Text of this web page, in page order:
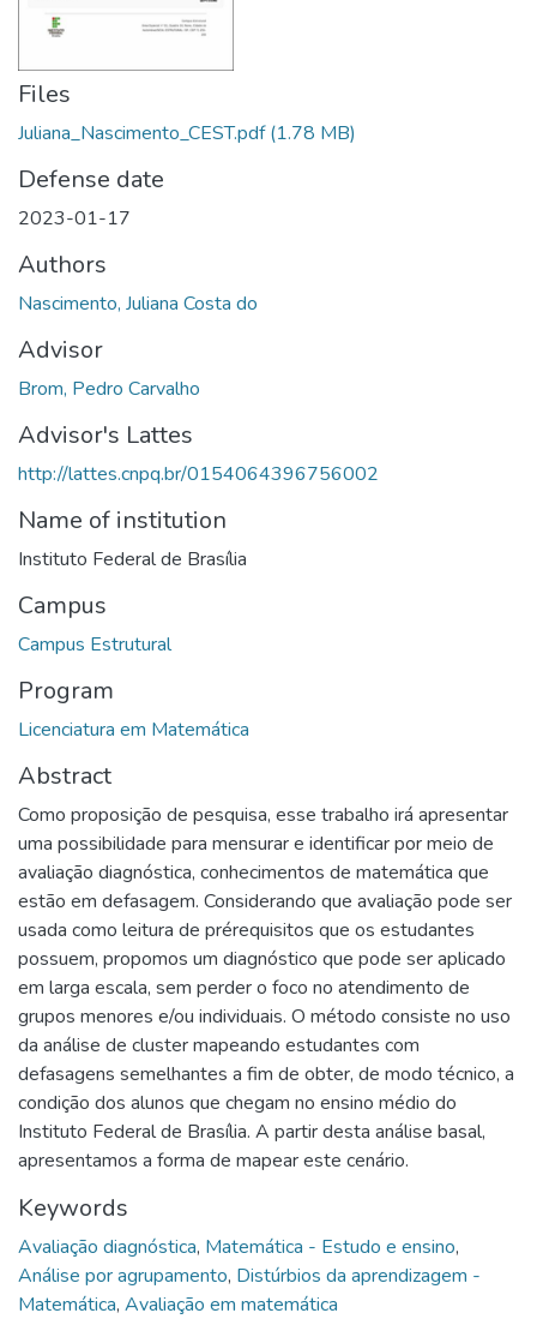
Files
Juliana_Nascimento_CEST.pdf(1.78 MB)
Defense date
2023-01-17
Authors
Nascimento, Juliana Costa do
Advisor
Brom, Pedro Carvalho
Advisor's Lattes
http://lattes.cnpq.br/0154064396756002
Name of institution
Instituto Federal de Brasília
Campus
Campus Estrutural
Program
Licenciatura em Matemática
Abstract
Como proposição de pesquisa, esse trabalho irá apresentar
uma possibilidade para mensurar e identificar por meio de
avaliação diagnóstica, conhecimentos de matemática que
estão em defasagem. Considerando que avaliação pode ser
usada como leitura de prérequisitos que os estudantes
possuem, propomos um diagnóstico que pode ser aplicado
em larga escala, sem perder o foco no atendimento de
grupos menores e/ou individuais. O método consiste no uso
da análise de cluster mapeando estudantes com
defasagens semelhantes a fim de obter, de modo técnico, a
condição dos alunos que chegam no ensino médio do
Instituto Federal de Brasília. A partir desta análise basal,
apresentamos a forma de mapear este cenário.
Keywords
Avaliação diagnóstica, Matemática - Estudo e ensino,
Análise por agrupamento, Distúrbios da aprendizagem -
Matemática, Avaliação em matemática